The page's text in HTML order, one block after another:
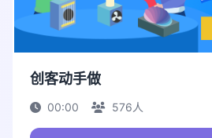
创客动手做
00:00 576人